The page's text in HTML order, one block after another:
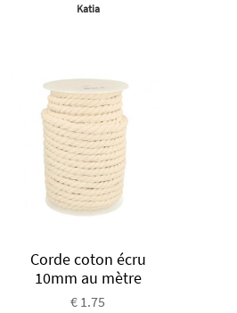
Katia
Corde coton écru
10mm au mètre
€ 1.75